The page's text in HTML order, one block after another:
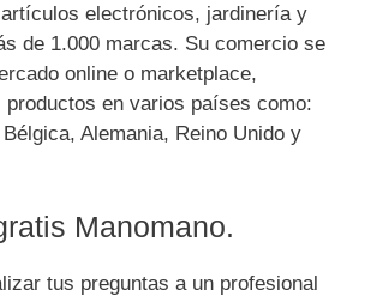
electrónicos, jardinería y
de 1.000 marcas. Su comercio se
online o marketplace,
productos en varios países como:
Alemania, Reino Unido y
Manomano.
tus preguntas a un profesional